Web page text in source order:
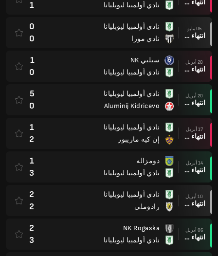
انتهاء وقت المباراة
نادي أولمبيا ليوبليانا
1
05 مايو
انتهاء وقت المباراة
نادي أولمبيا ليوبليانا
نادي مورا
0
0
28 أبريل
انتهاء وقت المباراة
سيليي NK
نادي أولمبيا ليوبليانا
1
0
20 أبريل
انتهاء وقت المباراة
نادي أولمبيا ليوبليانا
Aluminij Kidricevo
5
0
17 أبريل
انتهاء وقت المباراة
نادي أولمبيا ليوبليانا
إن كيه ماريبور
1
2
14 أبريل
انتهاء وقت المباراة
دومزاله
نادي أولمبيا ليوبليانا
1
3
10 أبريل
انتهاء وقت المباراة
نادي أولمبيا ليوبليانا
رادوملي
2
2
06 أبريل
انتهاء وقت المباراة
NK Rogaska
نادي أولمبيا ليوبليانا
2
3